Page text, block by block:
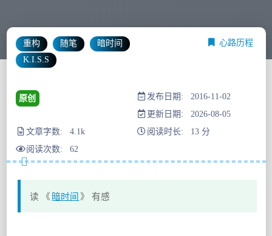
重构 随笔
暗时间
K.I.S.S
心路历程
原创
发布日期: 2016-11-02
更新日期: 2026-08-05
文章字数: 4.1k
阅读时长: 13 分
阅读次数: 62
读 《 暗时间 》 有感